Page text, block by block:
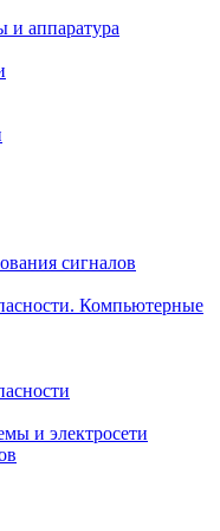
и аппаратура
сигналов
Компьютерные
и электросети